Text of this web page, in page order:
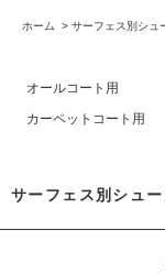
ホーム > サーフェス別シュ
オールコート用
カーペットコート用
サーフェス別シュ